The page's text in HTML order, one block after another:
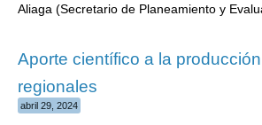
Aliaga (Secretario de Planeamiento y
Aporte científico a la
regionales
abril 29, 2024